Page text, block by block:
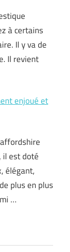
à certains
Il y va de
Il revient
enjoué et
il est doté
élégant,
plus en plus
…